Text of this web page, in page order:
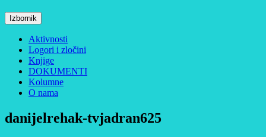
Izbornik
Aktivnosti
Logori i zločini
Knjige
DOKUMENTI
Kolumne
O nama
danijelrehak-tvjadran625